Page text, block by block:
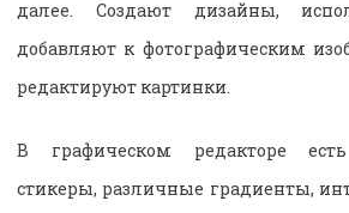
далее. Создают дизайны,
добавляют к фотографическим
редактируют картинки.
В графическом редакторе
стикеры, различные градиенты,